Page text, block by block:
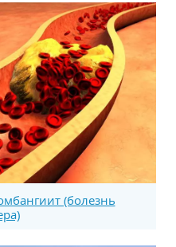
(болезнь